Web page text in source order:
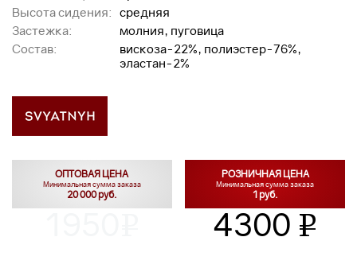
Высота сидения:
средняя
Застежка:
молния, пуговица
Состав:
вискоза-22%, полиэстер-76%,
эластан-2%
ОПТОВАЯ ЦЕНА
Минимальная сумма заказа
20 000 руб.
РОЗНИЧНАЯ ЦЕНА
Минимальная сумма заказа
1 руб.
4300 v